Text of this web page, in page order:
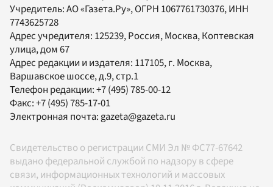
Учредитель:АО «Газета.Ру», ОГРН 1067761730376, ИНН
7743625728
Адрес учредителя: 125239, Россия, Москва, Коптевская
улица, дом 67
Адрес редакции и издателя: 117105, г. Москва,
Варшавское шоссе, д.9, стр.1
Телефон редакции:+7 (495) 785-00-12
Факс:+7 (495) 785-17-01
Электронная почта: gazeta@gazeta.ru
Свидетельство о регистрации СМИ Эл № ФС77-67642
выдано федеральной службой по надзору в сфере
связи, информационных технологий и массовых